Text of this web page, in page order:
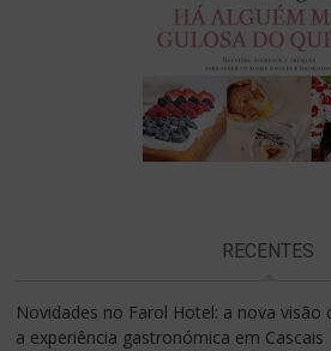
RECENTES
Novidades no Farol Hotel: a nova visão
a experiência gastronómica em Cascais